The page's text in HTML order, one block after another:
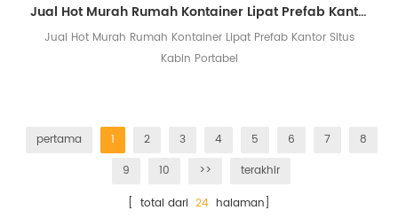
Jual Hot Murah Rumah Kontainer Lipat Prefab Kantor Situs Kabin Portabel
Jual Hot Murah Rumah Kontainer Lipat Prefab Kantor Situs
Kabin Portabel
pertama 1 2 3 4 5 6 7
8
9
10 >>
terakhir
[ total dari 24 halaman]